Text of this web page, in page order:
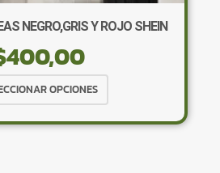
NEGRO,GRIS Y ROJO SHEIN
400,00
OPCIONES
producto
tiene
carrito está vacío.
producto y aparecerá acá
automáticamente.